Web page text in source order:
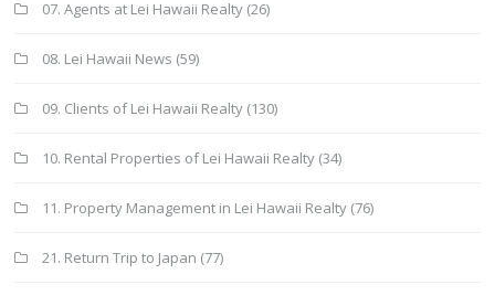
07. Agents at Lei Hawaii Realty (26)
08. Lei Hawaii News (59)
09. Clients of Lei Hawaii Realty (130)
10. Rental Properties of Lei Hawaii Realty (34)
11. Property Management in Lei Hawaii Realty (76)
21. Return Trip to Japan (77)